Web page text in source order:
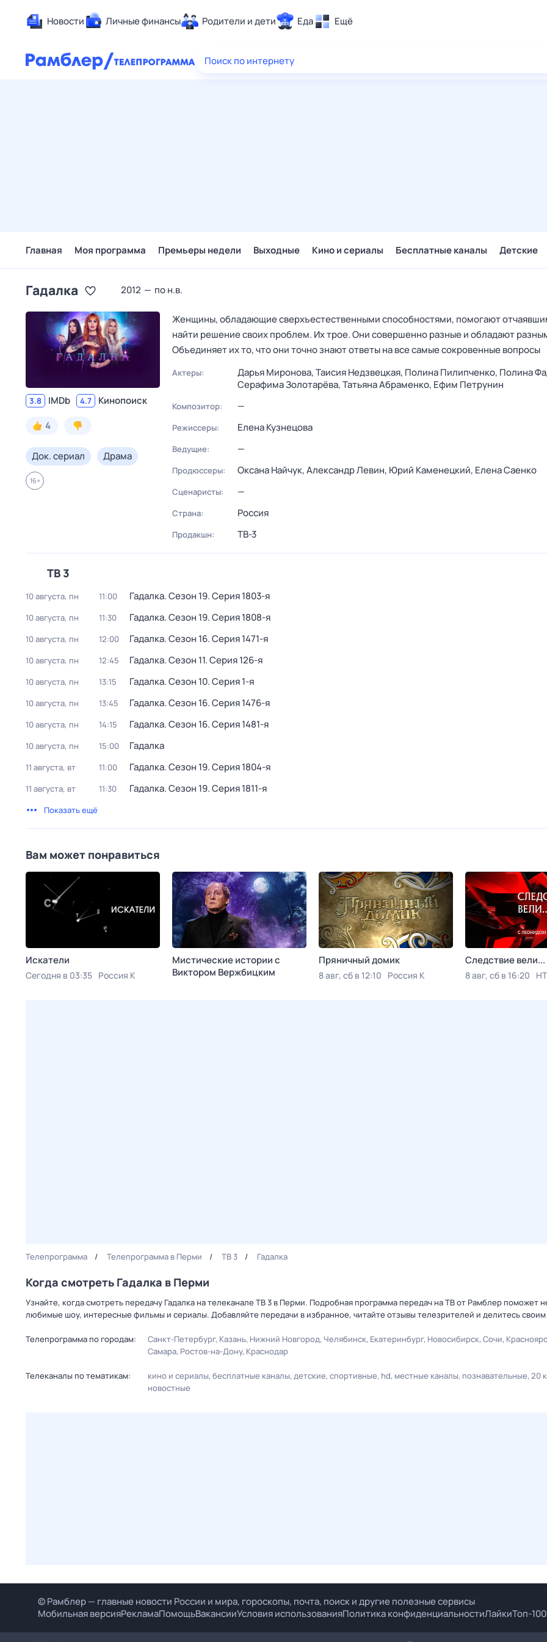
Новости Личные финансы Родители и дети Еда Ещё
Здоровье
Поиск по интернету
Главная Моя программа Премьеры недели Выходные Кино и сериалы Бесплатные каналы Детские
Гадалка 2012 — по н.в.
3.8 IMDb 4.7
Кинопоиск
4
Док. сериал Драма
16+
Женщины, обладающие сверхъестественными способностями, помогают
найти решение своих проблем. Их трое. Они совершенно разные и обладают
Объединяет их то, что они точно знают ответы на все самые сокровенные вопросы
Актеры: Дарья Миронова,Таисия Недзвецкая, Полина Пилипченко, Полина
Серафима Золотарёва,Татьяна Абраменко, Ефим Петрунин
Композитор: —
Режиссеры: Елена Кузнецова
Ведущие: —
Продюссеры: Оксана Найчук,Александр Левин, Юрий Каменецкий, Елена Саенко
Сценаристы: —
Страна: Россия
Продакшн: ТВ-3
ТВ 3
10 августа, пн 11:00 Гадалка. Сезон 19. Серия 1803-я
10 августа, пн 11:30 Гадалка. Сезон 19. Серия 1808-я
10 августа, пн 12:00 Гадалка. Сезон 16. Серия 1471-я
10 августа, пн 12:45 Гадалка. Сезон 11. Серия 126-я
10 августа, пн 13:15 Гадалка. Сезон 10. Серия 1-я
10 августа, пн 13:45 Гадалка. Сезон 16. Серия 1476-я
10 августа, пн 14:15 Гадалка. Сезон 16. Серия 1481-я
10 августа, пн 15:00 Гадалка
11 августа, вт 11:00 Гадалка. Сезон 19. Серия 1804-я
11 августа, вт 11:30 Гадалка. Сезон 19. Серия 1811-я
Показать ещё
Вам может понравиться
Искатели
Сегодня в 03:35 Россия К
Мистические истории с
Виктором Вержбицким
Пряничный домик
8 авг, сб в 12:10 Россия К
Следствие вели...
8 авг, сб в 16:20
Телепрограмма Телепрограмма в Перми ТВ 3 Гадалка
Когда смотреть Гадалка в Перми
Узнайте, когда смотреть передачу Гадалка на телеканале ТВ 3 в Перми. Подробная программа передач на ТВ от Рамблер поможет
любимые шоу, интересные фильмы и сериалы. Добавляйте передачи в избранное, читайте отзывы телезрителей и делитесь
Телепрограмма по городам: Санкт-Петербург Казань Нижний Новгород Челябинск Екатеринбург Новосибирск Сочи
Самара Ростов-на-Дону Краснодар
Телеканалы по тематикам: кино и сериалы бесплатные каналы детские спортивные hd местные каналы познавательные 20
новостные
© Рамблер — главные новости России и мира, гороскопы, почта, поиск и другие полезные сервисы
Мобильная версияРекламаПомощьВакансииУсловия использованияПолитика конфиденциальностиЛайкиТоп-100